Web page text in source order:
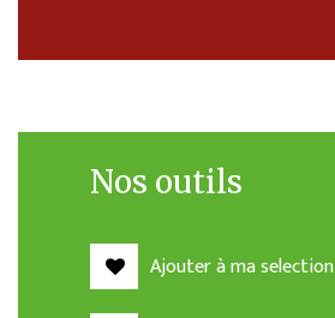
Nos outils
Ajouter à ma selection